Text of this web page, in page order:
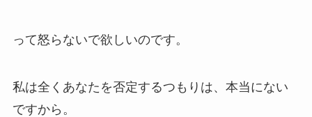
って怒らないで欲しいのです。
私は全くあなたを否定するつもりは、本当にない
ですから。